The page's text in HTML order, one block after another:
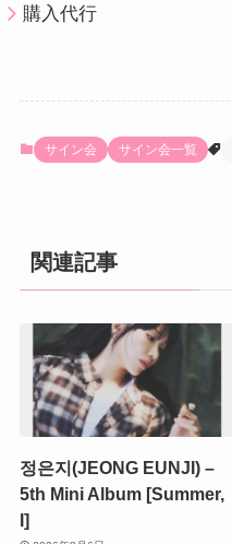
購入代行
サイン会 サイン会一覧
関連記事
정은지(JEONG EUNJI) –
5th Mini Album [Summer,
I]